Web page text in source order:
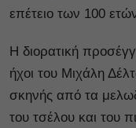
επέτειο των 100
Η διορατική
ήχοι του Μιχάλη
σκηνής από τα
του τσέλου και του